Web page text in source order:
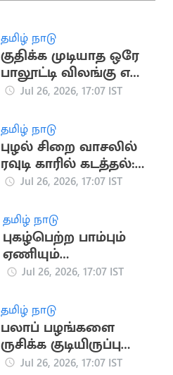
தமிழ் நாடு
குதிக்க முடியாத ஒரே
பாலூட்டி விலங்கு எது
தெரியுமா?
Jul 26, 2026, 17:07 IST
தமிழ் நாடு
புழல் சிறை வாசலில்
ரவுடி காரில் கடத்தல்:
உறவினர்கள் 4 பேர்
Jul 26, 2026, 17:07 IST
தமிழ் நாடு
புகழ்பெற்ற பாம்பும்
ஏணியும்
விளையாட்டின்
Jul 26, 2026, 17:07 IST
தமிழ் நாடு
பலாப் பழங்களை
ருசிக்க குடியிருப்பு
பகுதியில் மீண்டும்
Jul 26, 2026, 17:07 IST